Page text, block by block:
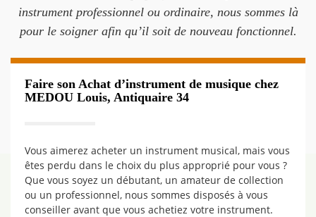
instrument professionnel ou ordinaire, nous sommes là
pour le soigner afin qu’il soit de nouveau fonctionnel.
Faire son Achat d’instrument de musique chez
MEDOU Louis, Antiquaire 34
Vous aimerez acheter un instrument musical, mais vous
êtes perdu dans le choix du plus approprié pour vous ?
Que vous soyez un débutant, un amateur de collection
ou un professionnel, nous sommes disposés à vous
conseiller avant que vous achetiez votre instrument.